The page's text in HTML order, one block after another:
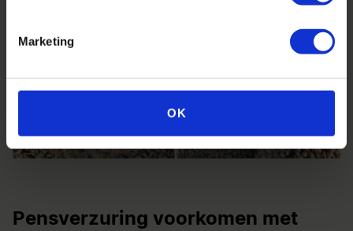
Marketing
OK
Pensverzuring voorkomen met